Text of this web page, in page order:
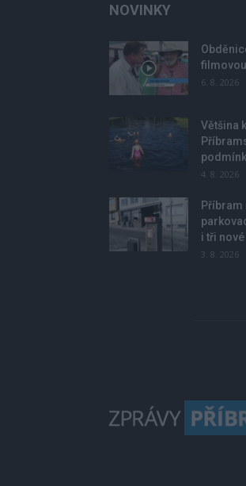
NOVINKY
6. 8. 2026
Většina
4. 8. 2026
i tři
3. 8. 2026